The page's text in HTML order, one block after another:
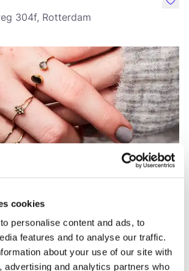
cookies
personalise content and ads, to
features and to analyse our traffic.
about your use of our site with
advertising and analytics partners who
304f, Rotterdam
like